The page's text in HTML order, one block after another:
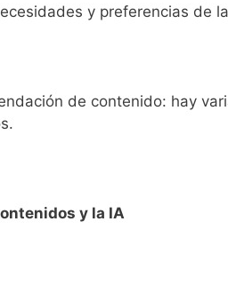
y preferencias de
de contenido: hay
y la IA